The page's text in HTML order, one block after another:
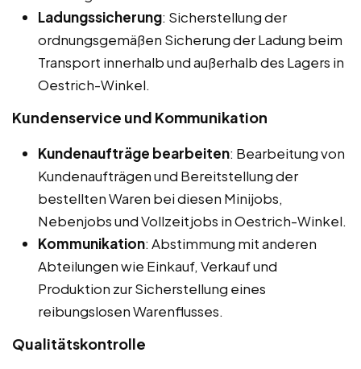
Ladungssicherung: Sicherstellung der
ordnungsgemäßen Sicherung der Ladung beim
Transport innerhalb und außerhalb des Lagers in
Oestrich-Winkel.
Kundenservice und Kommunikation
Kundenaufträge bearbeiten: Bearbeitung von
Kundenaufträgen und Bereitstellung der
bestellten Waren bei diesen Minijobs,
Nebenjobs und Vollzeitjobs in Oestrich-Winkel.
Kommunikation: Abstimmung mit anderen
Abteilungen wie Einkauf, Verkauf und
Produktion zur Sicherstellung eines
reibungslosen Warenflusses.
Qualitätskontrolle